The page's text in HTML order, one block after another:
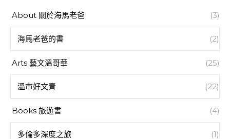
About 關於海馬老爸 (3)
海馬老爸的書 (2)
Arts 藝文溫哥華 (25)
溫市好文青 (22)
Books 旅遊書 (4)
多倫多深度之旅 (1)